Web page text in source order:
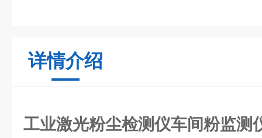
详情介绍
工业激光粉尘检测仪车间粉监测